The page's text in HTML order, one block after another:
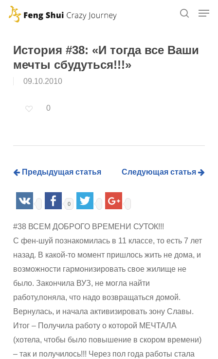
Skip
contentИстория #38: «И тогда все Ваши
мечты сбудуться!!!»
09.10.2010
0
Предыдущая статья Следующая статья
0
#38 ВСЕМ ДОБРОГО ВРЕМЕНИ СУТОК!!!
С фен-шуй познакомилась в 11 классе, то есть 7 лет
назад. В какой-то момент пришлось жить не дома, и
возможности гармонизировать свое жилище не
было. Закончила ВУЗ, не могла найти
работу,поняла, что надо возвращаться домой.
Вернулась, и начала активизировать зону Славы.
Итог – Получила работу о которой МЕЧТАЛА
(хотела, чтобы было повышение в скором времени)
– так и получилось!!! Через пол года работы стала